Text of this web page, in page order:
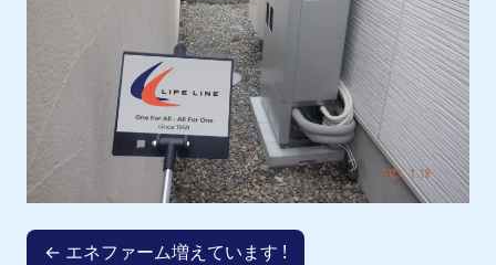
← エネファーム増えています !